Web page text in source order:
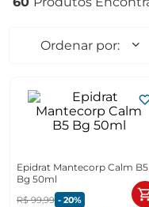
Epidrat Mantecorp Calm B5
Bg 50ml
R$ 99,99 - 20%